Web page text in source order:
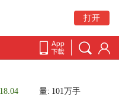
打开
18.04 量: 101万手